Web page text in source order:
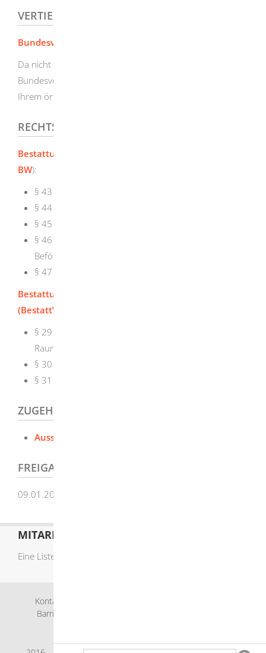
VERTIEFENDE INFORMATIONEN
Bundesverband deutscher Bestatter
Da nicht alle Bestattungsunternehmen Mitglied im
Bundesverband sind, finden Sie weitere Unternehmen in
Ihrem örtlichen Telefonbuch.
RECHTSGRUNDLAGE
Bestattungsgesetz Baden-Württemberg (
BW):
§ 43 Allgemeines
§ 44 Leichenpaß
§ 45 Verstorbene aus dem Ausland
§ 46 Beförderungsunterlagen und
Beförderungsverzeichnis
§ 47 Bestattungsfahrzeuge
Bestattungsverordnung Baden-Württemberg
(BestattVO
§ 29 Beförderung Verstorbener im Öffentlichen
Raum
§ 30 Transportbegleitende Person
§ 31 Bestattungsfahrzeug
ZUGEHÖRIGE LEISTUNGEN
Ausstellung eines Leichenpasses beantragen
FREIGABEVERMERK
09.01.2026 Sozialministerium Baden-Württemberg
MITARBEITERLISTE
Eine Liste der Mitarbeiter von A-Z finden Sie
Kontakt
Barrierefreiheit